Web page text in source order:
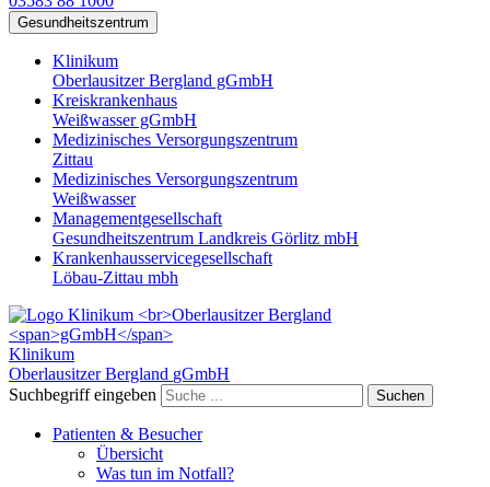
Gesundheitszentrum
Klinikum
Oberlausitzer Bergland gGmbH
Kreiskrankenhaus
Weißwasser gGmbH
Medizinisches Versorgungszentrum
Zittau
Medizinisches Versorgungszentrum
Weißwasser
Managementgesellschaft
Gesundheitszentrum Landkreis Görlitz mbH
Krankenhausservicegesellschaft
Löbau-Zittau mbh
Klinikum
Oberlausitzer Bergland gGmbH
Suchbegriff eingeben
Suchen
Patienten & Besucher
Übersicht
Was tun im Notfall?